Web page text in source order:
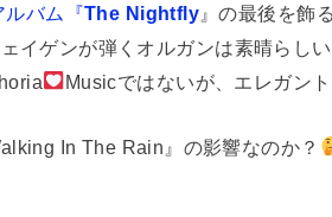
ルバム『The Nightfly 』の最後を飾
イゲンが弾くオルガンは素晴らし
Musicではないが、エレガン
In The Rain』の影響なのか？